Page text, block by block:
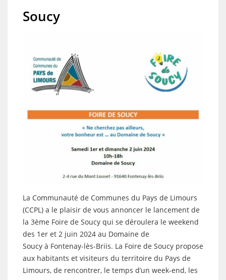
Soucy
La Communauté de Communes du Pays de Limours
(CCPL) a le plaisir de vous annoncer le lancement de
la 3ème Foire de Soucy qui se déroulera le weekend
des 1er et 2 juin 2024 au Domaine de
Soucy à Fontenay-lès-Briis. La Foire de Soucy propose
aux habitants et visiteurs du territoire du Pays de
Limours, de rencontrer, le temps d’un week-end, les